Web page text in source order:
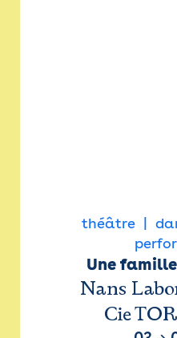
théâtre
Une
Nans
Cie